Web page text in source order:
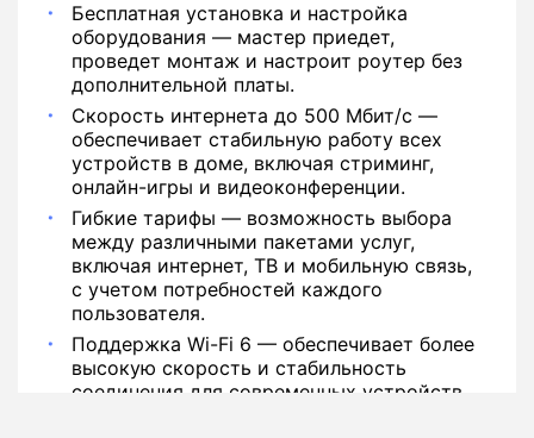
Бесплатная установка и настройка
оборудования — мастер приедет,
проведет монтаж и настроит роутер без
дополнительной платы.
Скорость интернета до 500 Мбит/с —
обеспечивает стабильную работу всех
устройств в доме, включая стриминг,
онлайн-игры и видеоконференции.
Гибкие тарифы — возможность выбора
между различными пакетами услуг,
включая интернет, ТВ и мобильную связь,
с учетом потребностей каждого
пользователя.
Поддержка Wi-Fi 6 — обеспечивает более
высокую скорость и стабильность
соединения для современных устройств.